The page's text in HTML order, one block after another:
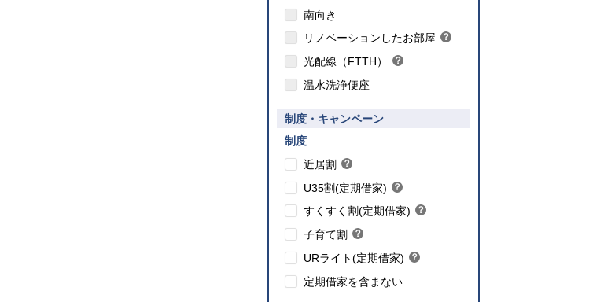
南向き
リノベーションしたお部屋 ？
光配線（FTTH） ？
賃貸住宅のインターネット対応について
温水洗浄便座
制度・キャンペーン
制度
近居割
？
ン
ト
こちら
U35割(定期借家) ？
ン
【ご入居要件あり】35歳以下の方限定
こちら
すくすく割(定期借家) ？
ト
【ご入居要件あり】満18歳未満のお子様を
扶養、もしくはご妊娠されている方限定
こちら
子育て割 ？
ン
ト
【ご入居要件あり】子育て世帯や新婚世帯
こちら
URライト(定期借家) ？
こちら
定期借家を含まない